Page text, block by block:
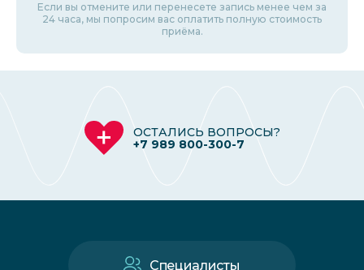
Если вы отмените или перенесете запись менее чем за
24 часа, мы попросим вас оплатить полную стоимость
приёма.
ОСТАЛИСЬ ВОПРОСЫ?
+7 989 800-300-7
Специалисты